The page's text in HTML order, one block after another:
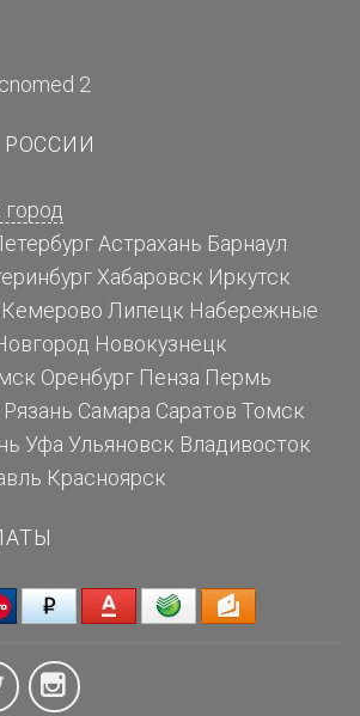
2
город
Астрахань Барнаул
Хабаровск Иркутск
Кемерово Липецк Набережные
Новокузнецк
Оренбург Пенза Пермь
Рязань Самара Саратов Томск
Уфа Ульяновск Владивосток
Красноярск